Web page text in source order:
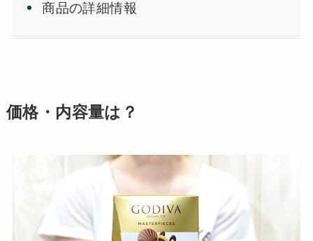
商品の詳細情報
価格・内容量は？